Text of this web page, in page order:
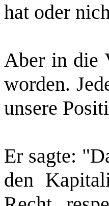
hat oder
Aber in die
worden.
unsere
Er sagte:
den